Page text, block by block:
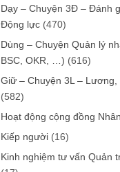
Dạy – Chuyện 3Đ – Đánh
Động lực (470)
Dùng – Chuyện Quản lý
BSC, OKR, …) (616)
Giữ – Chuyện 3L – Lương,
(582)
Hoạt động cộng đồng
Kiếp người (16)
Kinh nghiệm tư vấn Quản